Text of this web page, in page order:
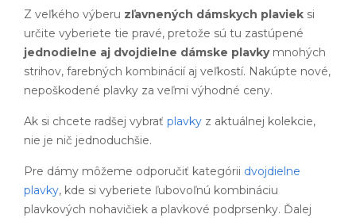
Z veľkého výberu zľavnených dámskych plaviek si
určite vyberiete tie pravé, pretože sú tu zastúpené
jednodielne aj dvojdielne dámske plavkymnohých
strihov, farebných kombinácií aj veľkostí. Nakúpte nové,
nepoškodené plavky za veľmi výhodné ceny.
Ak si chcete radšej vybrať plavky z aktuálnej kolekcie,
nie je nič jednoduchšie.
Pre dámy môžeme odporučiť kategórii dvojdielne
plavky, kde si vyberiete ľubovoľnú kombináciu
plavkových nohavičiek a plavkové podprsenky. Ďalej